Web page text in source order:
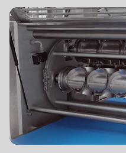
{closure}
()
(line
597
modules/custom/
Deprecated
function: